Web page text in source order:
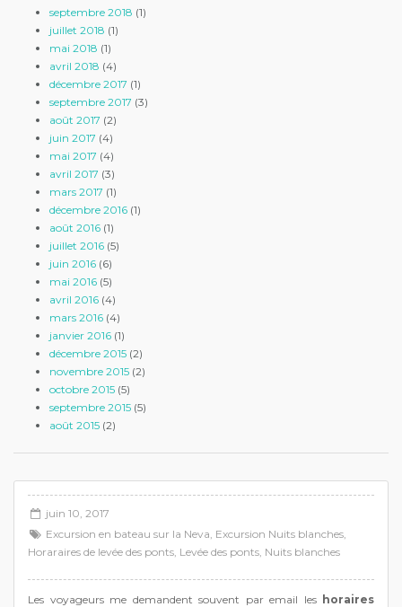
septembre 2018 (1)
juillet 2018 (1)
mai 2018 (1)
avril 2018 (4)
décembre 2017 (1)
septembre 2017 (3)
août 2017 (2)
juin 2017 (4)
mai 2017 (4)
avril 2017 (3)
mars 2017 (1)
décembre 2016 (1)
août 2016 (1)
juillet 2016 (5)
juin 2016 (6)
mai 2016 (5)
avril 2016 (4)
mars 2016 (4)
janvier 2016 (1)
décembre 2015 (2)
novembre 2015 (2)
octobre 2015 (5)
septembre 2015 (5)
août 2015 (2)
juin 10, 2017
Excursion en bateau sur la Neva, Excursion Nuits blanches,
Horaraires de levée des ponts, Levée des ponts, Nuits blanches
Les voyageurs me demandent souvent par email les horaires